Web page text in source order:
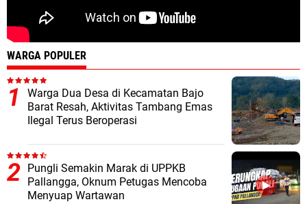
WARGA POPULER
Warga Dua Desa di Kecamatan Bajo
Barat Resah, Aktivitas Tambang Emas
Ilegal Terus Beroperasi
Pungli Semakin Marak di UPPKB
Pallangga, Oknum Petugas Mencoba
Menyuap Wartawan